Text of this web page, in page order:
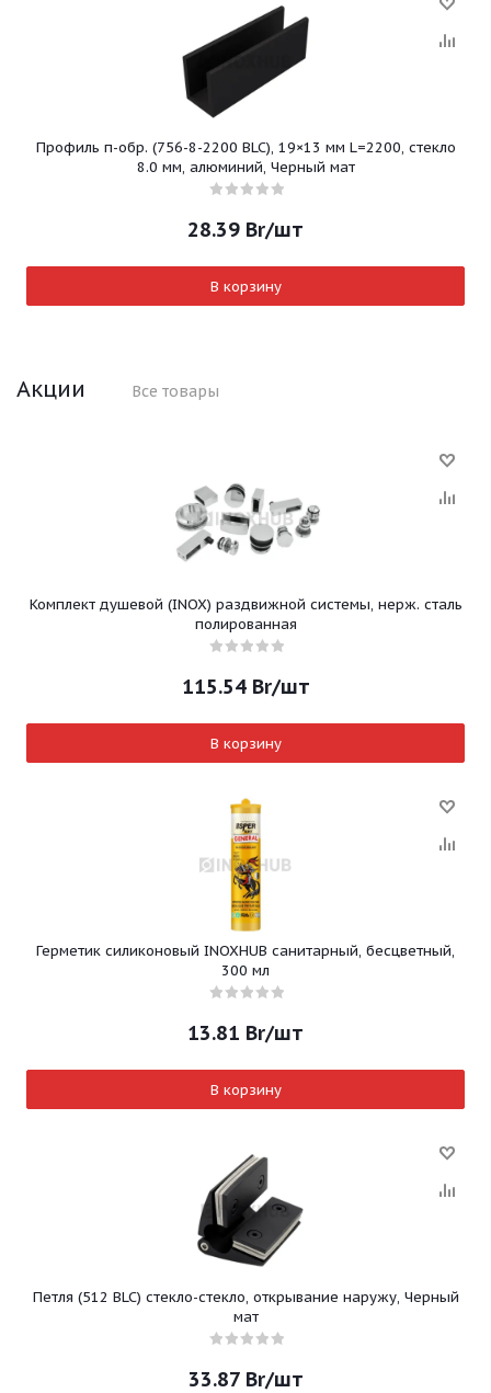
Профиль п-обр. (756-8-2200 BLC), 19×13 мм L=2200, стекло
8.0 мм, алюминий, Черный мат
28.39 Br/шт
В корзину
Акции Все товары
Комплект душевой (INOX) раздвижной системы, нерж. сталь
полированная
115.54Br/шт
В корзину
Герметик силиконовый INOXHUB санитарный, бесцветный,
300 мл
13.81 Br/шт
В корзину
Петля (512 BLC) стекло-стекло, открывание наружу, Черный
мат
33.87Br/шт